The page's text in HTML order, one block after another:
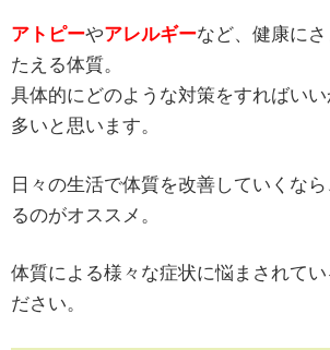
アトピーやアレルギーなど、健康に
たえる体質。
具体的にどのような対策をすればい
多いと思います。
日々の生活で体質を改善していくなら
るのがオススメ。
体質による様々な症状に悩まされてい
ださい。